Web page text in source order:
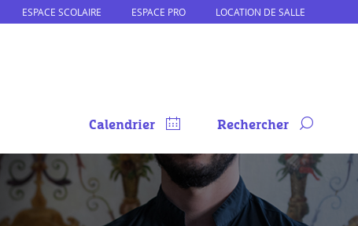
ESPACE SCOLAIRE ESPACE PRO LOCATION DE SALLE
Calendrier Rechercher